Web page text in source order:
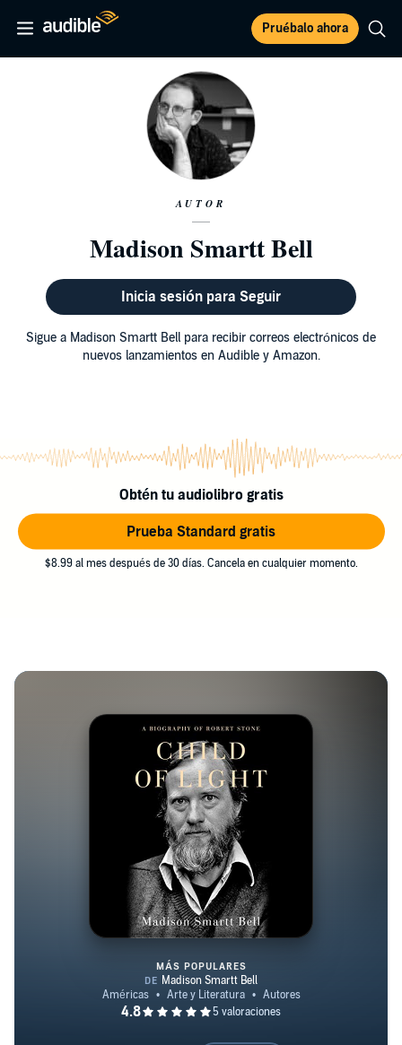
Pruébalo ahora
AUTOR
Madison Smartt Bell
Inicia sesión para Seguir
Sigue a Madison Smartt Bell para recibir correos electrónicos de
nuevos lanzamientos en Audible y Amazon.
Obtén tu audiolibro gratis
Prueba Standard gratis
$8.99 al mes después de 30 días. Cancela en cualquier momento.
Child of Light
MÁS POPULARES